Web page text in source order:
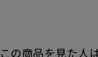
の商品を見た人